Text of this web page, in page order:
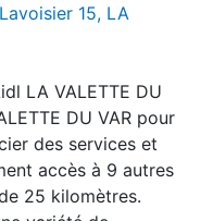
15, LA
LA VALETTE DU
DU VAR pour
des services et
accès à 9 autres
25 kilomètres.